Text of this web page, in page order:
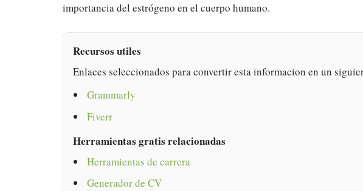
importancia del estrógeno en el cuerpo humano.
Recursos utiles
Enlaces seleccionados para convertir esta informacion en un
Grammarly
Fiverr
Herramientas gratis relacionadas
Herramientas de carrera
Generador de CV